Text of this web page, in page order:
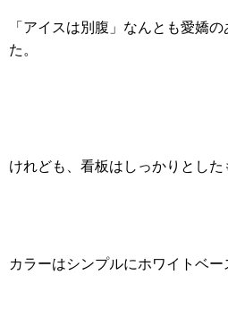
「アイスは別腹」なんとも愛嬌
た。
けれども、看板はしっかりとした
カラーはシンプルにホワイトベー